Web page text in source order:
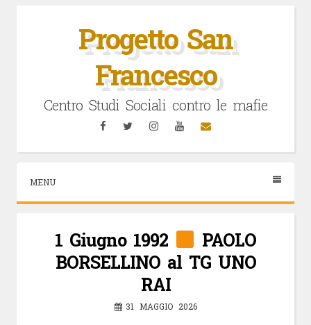
Progetto San
Francesco
Centro Studi Sociali contro le mafie
FacebookTwitterInstagramYouTubeEmail
MENU
1 Giugno 1992
PAOLO
BORSELLINO al TG UNO
RAI
31 MAGGIO 2026